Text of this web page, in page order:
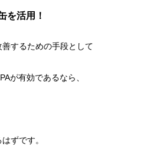
を活用！
するための手段として
が有効であるなら、
ずです。